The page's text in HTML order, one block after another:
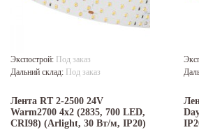
Экспострой: Под заказ
Дальний склад: Под заказ
Лента RT 2-2500 24V
Warm2700 4x2 (2835, 700 LED,
CRI98) (Arlight, 30 Вт/м, IP20)